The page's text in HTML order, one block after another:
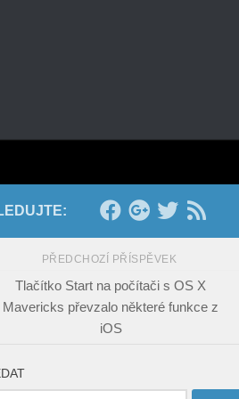
PŘEDCHOZÍ PŘÍSPĚVEK
Tlačítko Start na počítači s OS X
Mavericks převzalo některé funkce z
iOS